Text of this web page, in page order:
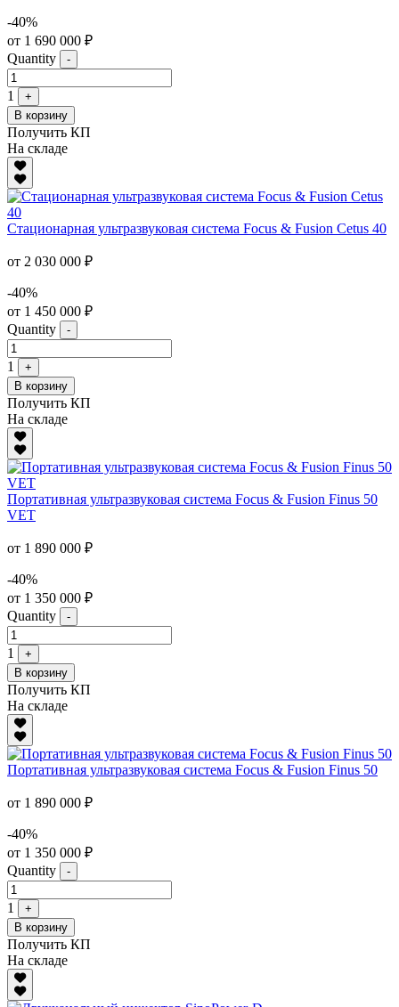
-40%
от 1 690 000 ₽
Quantity
-
1
+
В корзину
Получить КП
На складе
Стационарная ультразвуковая система Focus & Fusion Cetus 40
от 2 030 000 ₽
-40%
от 1 450 000 ₽
Quantity
-
1
+
В корзину
Получить КП
На складе
Портативная ультразвуковая система Focus & Fusion Finus 50
VET
от 1 890 000 ₽
-40%
от 1 350 000 ₽
Quantity
-
1
+
В корзину
Получить КП
На складе
Портативная ультразвуковая система Focus & Fusion Finus 50
от 1 890 000 ₽
-40%
от 1 350 000 ₽
Quantity
-
1
+
В корзину
Получить КП
На складе